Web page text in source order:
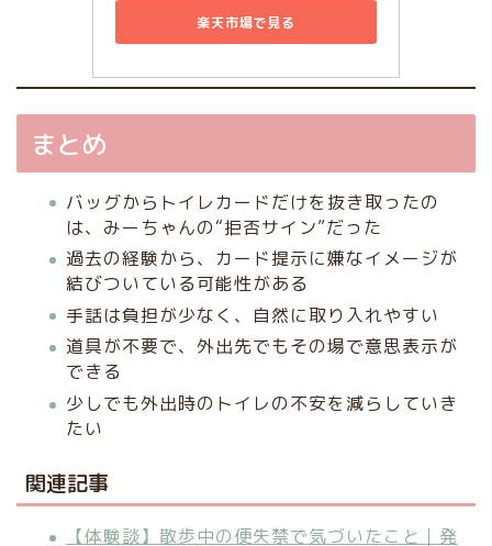
楽天市場で見る
まとめ
バッグからトイレカードだけを抜き取ったの
は、みーちゃんの“拒否サイン”だった
過去の経験から、カード提示に嫌なイメージが
結びついている可能性がある
手話は負担が少なく、自然に取り入れやすい
道具が不要で、外出先でもその場で意思表示が
できる
少しでも外出時のトイレの不安を減らしていき
たい
関連記事
【体験談】散歩中の便失禁で気づいたこと｜発